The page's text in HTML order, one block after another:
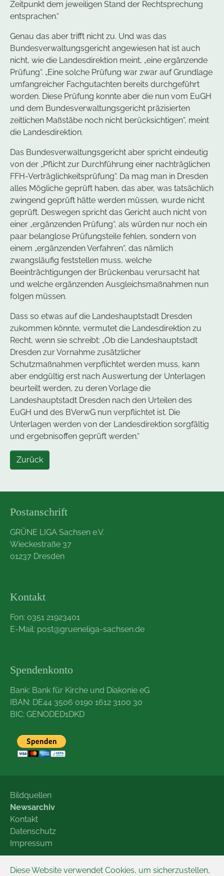
Diese Website verwendet Cookies, um sicherzustellen,
Zeitpunkt dem jeweiligen Stand der Rechtsprechung
entsprachen.“
Genau das aber trifft nicht zu. Und was das
Bundesverwaltungsgericht angewiesen hat ist auch
nicht, wie die Landesdirektion meint, „eine ergänzende
Prüfung“. „Eine solche Prüfung war zwar auf Grundlage
umfangreicher Fachgutachten bereits durchgeführt
worden. Diese Prüfung konnte aber die nun vom EuGH
und dem Bundesverwaltungsgericht präzisierten
zeitlichen Maßstäbe noch nicht berücksichtigen“, meint
die Landesdirektion.
Das Bundesverwaltungsgericht aber spricht eindeutig
von der „Pflicht zur Durchführung einer nachträglichen
FFH-Verträglichkeitsprüfung“. Da mag man in Dresden
alles Mögliche geprüft haben, das aber, was tatsächlich
zwingend geprüft hätte werden müssen, wurde nicht
geprüft. Deswegen spricht das Gericht auch nicht von
einer „ergänzenden Prüfung“, als würden nur noch ein
paar belanglose Prüfungsteile fehlen, sondern von
einem „ergänzenden Verfahren“, das nämlich
zwangsläufig feststellen muss, welche
Beeinträchtigungen der Brückenbau verursacht hat
und welche ergänzenden Ausgleichsmaßnahmen nun
folgen müssen.
Dass so etwas auf die Landeshauptstadt Dresden
zukommen könnte, vermutet die Landesdirektion zu
Recht, wenn sie schreibt: „Ob die Landeshauptstadt
Dresden zur Vornahme zusätzlicher
Schutzmaßnahmen verpflichtet werden muss, kann
aber endgültig erst nach Auswertung der Unterlagen
beurteilt werden, zu deren Vorlage die
Landeshauptstadt Dresden nach den Urteilen des
EuGH und des BVerwG nun verpflichtet ist. Die
Unterlagen werden von der Landesdirektion sorgfältig
und ergebnisoffen geprüft werden.“
Zurück
Postanschrift
GRÜNE LIGA Sachsen e.V.
Wieckestraße 37
01237 Dresden
Kontakt
Fon: 0351 21923401
E-Mail: post@grueneliga-sachsen.de
Spendenkonto
Bank: Bank für Kirche und Diakonie eG
IBAN: DE44 3506 0190 1612 3100 30
BIC: GENODED1DKD
Bildquellen
Newsarchiv
Kontakt
Datenschutz
Impressum